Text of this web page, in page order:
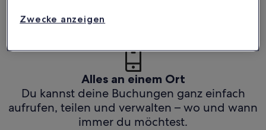
Unser Kundenservice ist rund um die Uhr,
Alles an einem Ort
Du kannst deine Buchungen ganz einfach
aufrufen, teilen und verwalten – wo und wann
immer du möchtest.
Zwecke anzeigen